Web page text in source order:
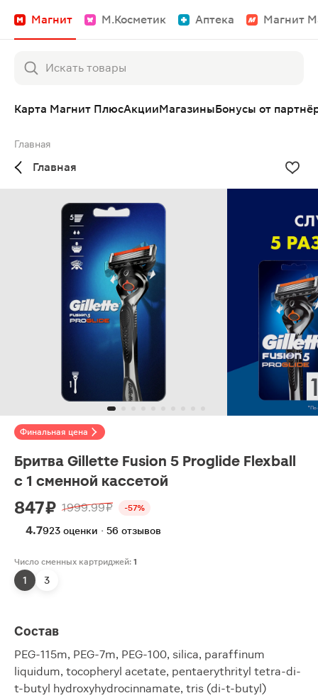
Магнит М.Косметик Аптека Магнит
Карта Магнит ПлюсАкцииМагазиныБонусы от
Главная
Главная
Финальная цена
Бритва Gillette Fusion 5 Proglide Flexball
с 1 сменной кассетой
847 ₽ 1999.99 ₽ -57%
4.7923 оценки · 56 отзывов
Число сменных картриджей: 1
1 3
Состав
PEG-115m, PEG-7m, PEG-100, silica, paraffinum
liquidum, tocopheryl acetate, pentaerythrityl tetra-di-
t-butyl hydroxyhydrocinnamate, tris (di-t-butyl)